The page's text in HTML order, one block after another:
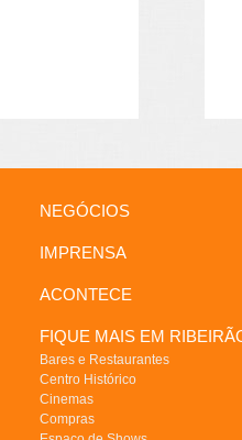
NEGÓCIOS
IMPRENSA
ACONTECE
FIQUE MAIS EM
Bares e Restaurantes
Centro Histórico
Cinemas
Compras